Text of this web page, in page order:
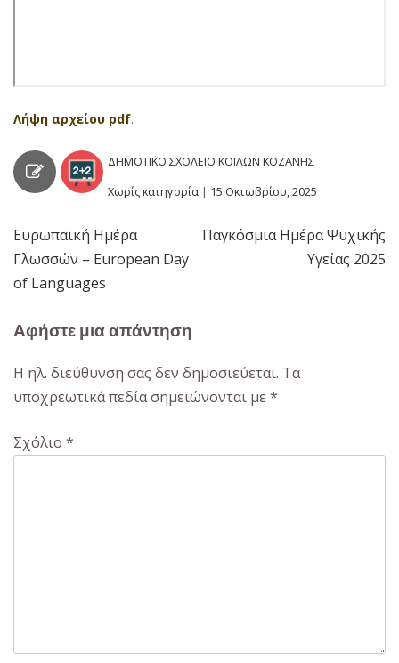
Λήψη αρχείου pdf.
ΔΗΜΟΤΙΚΟ ΣΧΟΛΕΙΟ ΚΟΙΛΩΝ ΚΟΖΑΝΗΣ
Χωρίς κατηγορία | 15 Οκτωβρίου, 2025
Πλοήγηση
άρθρων
Ευρωπαϊκή Ημέρα
Γλωσσών – European Day
of Languages
Παγκόσμια Ημέρα Ψυχικής
Υγείας 2025
Αφήστε μια απάντηση
Η ηλ. διεύθυνση σας δεν δημοσιεύεται. Τα
υποχρεωτικά πεδία σημειώνονται με *
Σχόλιο *